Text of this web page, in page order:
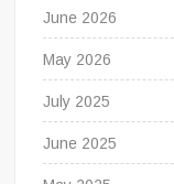
June 2026
May 2026
July 2025
June 2025